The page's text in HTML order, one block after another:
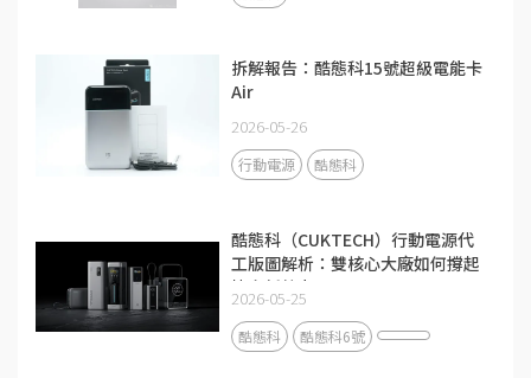
拆解報告：酷態科15號超級電能卡
Air
2026-05-26
行動電源 酷態科
酷態科（CUKTECH）行動電源代
工版圖解析：雙核心大廠如何撐起
快充新勢力？
2026-05-25
酷態科 酷態科6號